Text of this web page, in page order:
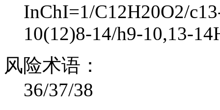
InChI=1/C12H20O2/
10(12)8-14/h9-10,13-
风险术语：
36/37/38